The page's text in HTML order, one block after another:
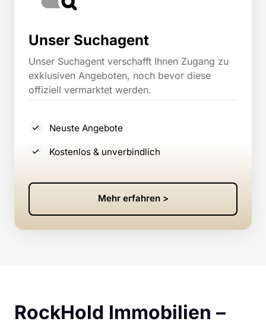
Unser Suchagent
Unser Suchagent verschafft Ihnen Zugang zu
exklusiven Angeboten, noch bevor diese
offiziell vermarktet werden.
Neuste Angebote
Kostenlos & unverbindlich
Mehr erfahren >
RockHold Immobilien –